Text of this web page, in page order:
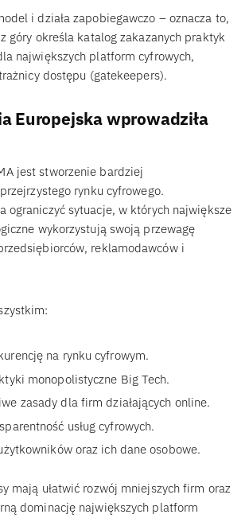
i działa zapobiegawczo – oznacza to,
góry określa katalog zakazanych praktyk
największych platform cyfrowych,
dostępu (gatekeepers).
Europejska wprowadziła
jest stworzenie bardziej
rynku cyfrowego.
ograniczyć sytuacje, w których największe
wykorzystują swoją przewagę
reklamodawców i
na rynku cyfrowym.
monopolistyczne Big Tech.
zasady dla firm działających online.
usług cyfrowych.
oraz ich dane osobowe.
mają ułatwić rozwój mniejszych firm oraz
dominację największych platform